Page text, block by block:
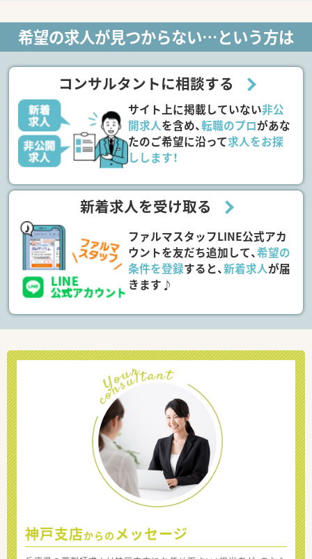
希望の求人が見つからない…という方は
コンサルタントに相談する
サイト上に掲載していない非公
開求人を含め、転職のプロがあな
たのご希望に沿って求人をお探
しします！
新着求人を受け取る
ファルマスタッフLINE公式アカ
ウントを友だち追加して、希望の
条件を登録すると、新着求人が届
きます♪
神戸支店からの メッセージ